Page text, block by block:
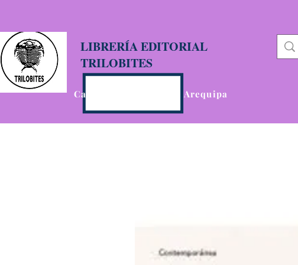
LIBRERÍA EDITORIAL
TRILOBITES
Calle San Agustín 201, Arequipa